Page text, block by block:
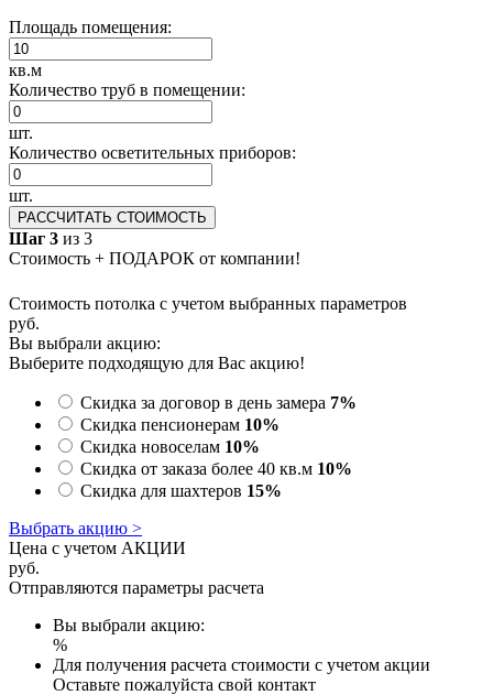
Площадь помещения:
кв.м
Количество труб в помещении:
шт.
Количество осветительных приборов:
шт.
РАССЧИТАТЬ СТОИМОСТЬ
Шаг 3 из 3
Стоимость + ПОДАРОК от компании!
Стоимость потолка с учетом выбранных параметров
руб.
Вы выбрали акцию:
Выберите подходящую для Вас акцию!
Скидка за договор в день замера 7%
Скидка пенсионерам 10%
Скидка новоселам 10%
Скидка от заказа более 40 кв.м 10%
Скидка для шахтеров 15%
Выбрать акцию >
Цена с учетом АКЦИИ
руб.
Отправляются параметры расчета
Вы выбрали акцию:
%
Для получения расчета стоимости с учетом акции
Оставьте пожалуйста свой контакт